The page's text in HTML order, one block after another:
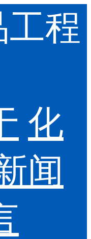
程
化
闻